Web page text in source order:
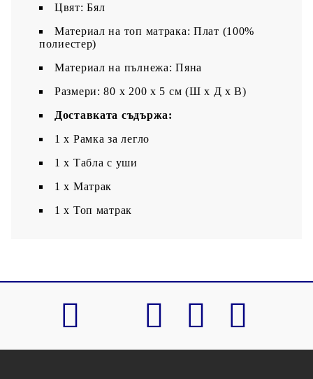
Цвят: Бял
Материал на топ матрака: Плат (100%
полиестер)
Материал на пълнежа: Пяна
Размери: 80 x 200 x 5 см (Ш x Д x В)
Доставката съдържа:
1 x Рамка за легло
1 х Табла с уши
1 x Матрак
1 х Топ матрак